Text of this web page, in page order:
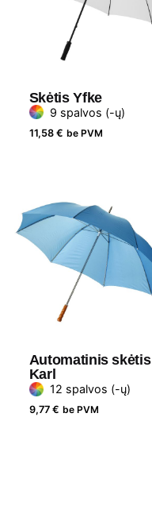
Skėtis Yfke
9 spalvos (-ų)
11,58 € be PVM
Automatinis skėtis
Karl
12 spalvos (-ų)
9,77 € be PVM